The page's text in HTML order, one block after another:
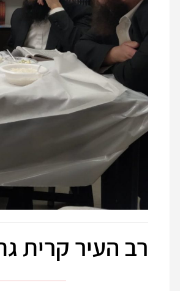
רב העיר קרית